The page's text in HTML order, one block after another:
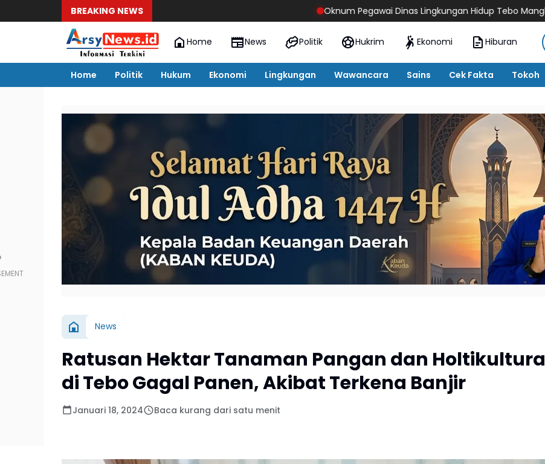
BREAKING NEWS Oknum Pegawai Dinas Lingkungan Hidup Tebo Mangkir Kerja Usai
Home News Politik Hukrim Ekonomi Hiburan
Home Politik Hukum Ekonomi Lingkungan Wawancara Sains Cek Fakta Tokoh
News
Ratusan Hektar Tanaman Pangan dan Holtikultura
di Tebo Gagal Panen, Akibat Terkena Banjir
Januari 18, 2024 Baca kurang dari satu menit